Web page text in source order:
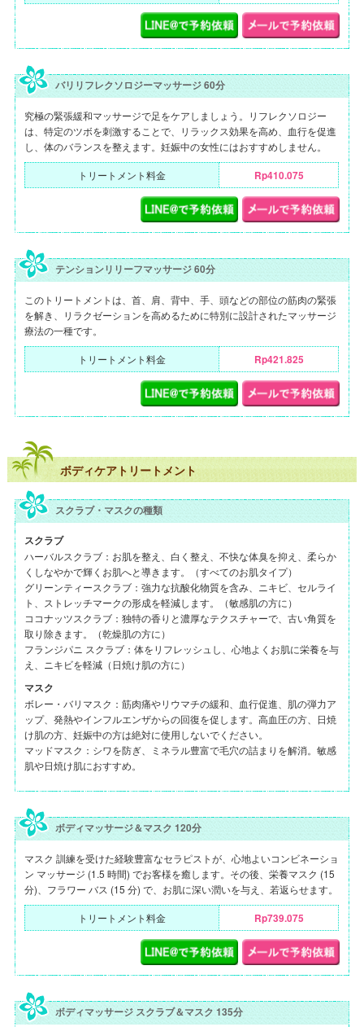
バリリフレクソロジーマッサージ 60分
究極の緊張緩和マッサージで足をケアしましょう。リフレクソロジー
は、特定のツボを刺激することで、リラックス効果を高め、血行を促進
し、体のバランスを整えます。妊娠中の女性にはおすすめしません。
トリートメント料金 Rp410.075
テンションリリーフマッサージ 60分
このトリートメントは、首、肩、背中、手、頭などの部位の筋肉の緊張
を解き、リラクゼーションを高めるために特別に設計されたマッサージ
療法の一種です。
トリートメント料金 Rp421.825
ボディケアトリートメント
スクラブ・マスクの種類
スクラブ
ハーバルスクラブ：お肌を整え、白く整え、不快な体臭を抑え、柔らか
くしなやかで輝くお肌へと導きます。（すべてのお肌タイプ）
グリーンティースクラブ：強力な抗酸化物質を含み、ニキビ、セルライ
ト、ストレッチマークの形成を軽減します。（敏感肌の方に）
ココナッツスクラブ：独特の香りと濃厚なテクスチャーで、古い角質を
取り除きます。（乾燥肌の方に）
フランジパニ スクラブ：体をリフレッシュし、心地よくお肌に栄養を与
え、ニキビを軽減（日焼け肌の方に）
マスク
ボレー・バリマスク：筋肉痛やリウマチの緩和、血行促進、肌の弾力ア
ップ、発熱やインフルエンザからの回復を促します。高血圧の方、日焼
け肌の方、妊娠中の方は絶対に使用しないでください。
マッドマスク：シワを防ぎ、ミネラル豊富で毛穴の詰まりを解消。敏感
肌や日焼け肌におすすめ。
ボディマッサージ＆マスク 120分
マスク 訓練を受けた経験豊富なセラピストが、心地よいコンビネーショ
ン マッサージ (1.5 時間) でお客様を癒します。その後、栄養マスク (15
分)、フラワー バス (15 分) で、お肌に深い潤いを与え、若返らせます。
トリートメント料金 Rp739.075
ボディマッサージ スクラブ＆マスク 135分